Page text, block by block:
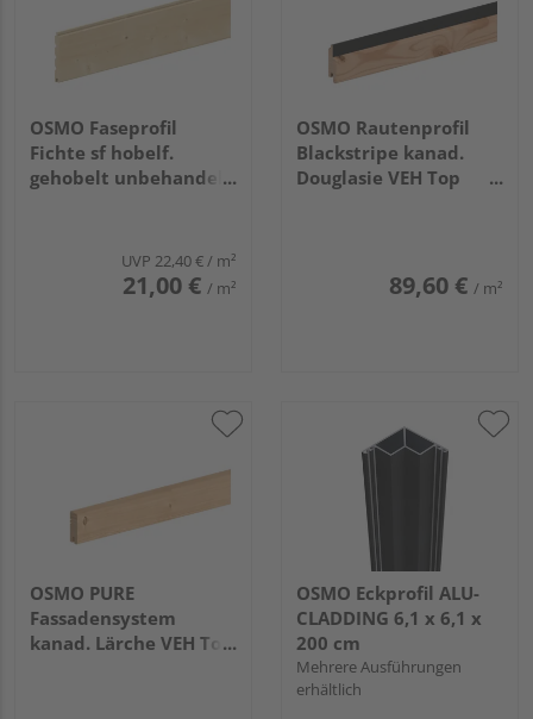
OSMO Faseprofil
Fichte sf hobelf.
gehobelt unbehandelt
UVP 22,40 €/ m²
21,00 € / m²
OSMO Rautenprofil
Blackstripe kanad.
Douglasie VEH Top
89,60 € / m²
OSMO PURE
Fassadensystem
kanad. Lärche VEH Top
OSMO Eckprofil ALU-
CLADDING 6,1 x 6,1 x
200 cm
Mehrere Ausführungen
erhältlich